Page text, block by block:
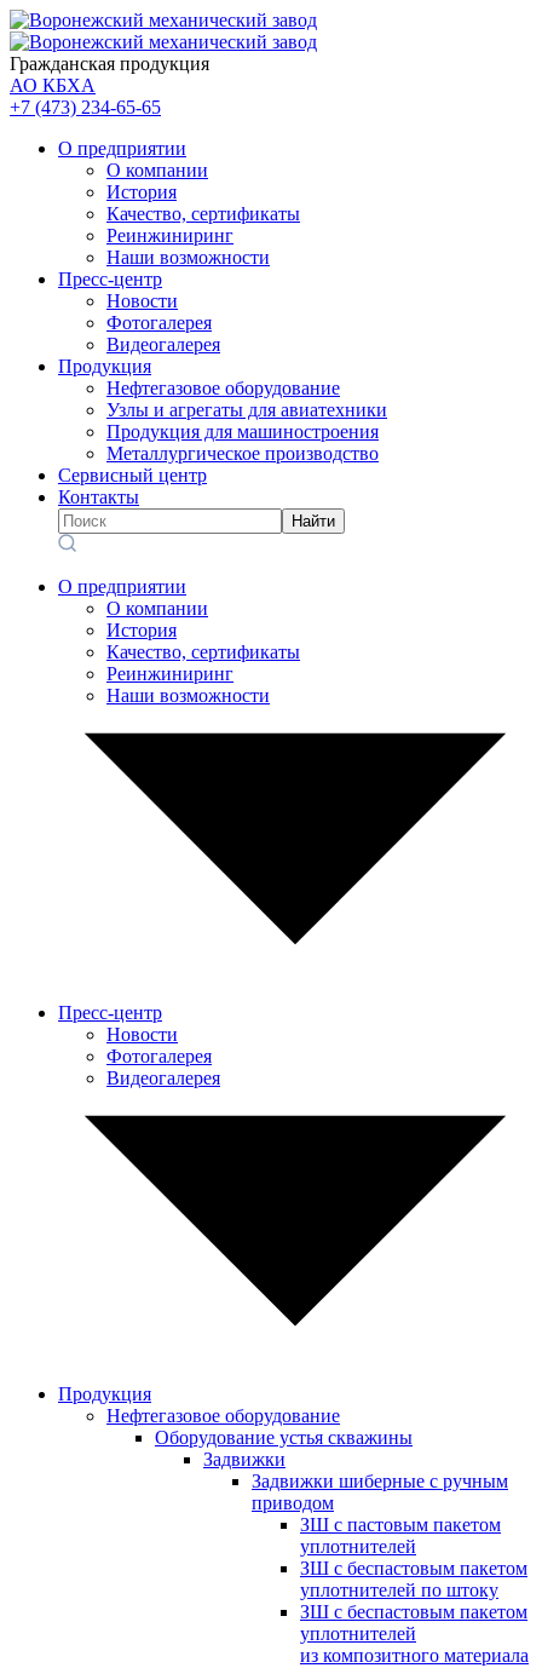
Гражданская продукция
АО КБХА
+7 (473) 234-65-65
О предприятии
О компании
История
Качество, сертификаты
Реинжиниринг
Наши возможности
Пресс-центр
Новости
Фотогалерея
Видеогалерея
Продукция
Нефтегазовое оборудование
Узлы и агрегаты для авиатехники
Продукция для машиностроения
Металлургическое производство
Сервисный центр
Контакты
Найти
О предприятии
О компании
История
Качество, сертификаты
Реинжиниринг
Наши возможности
Пресс-центр
Новости
Фотогалерея
Видеогалерея
Продукция
Нефтегазовое оборудование
Оборудование устья скважины
Задвижки
Задвижки шиберные с ручным
приводом
ЗШ с пастовым пакетом
уплотнителей
ЗШ с беспастовым пакетом
уплотнителей по штоку
ЗШ с беспастовым пакетом
уплотнителей
из композитного материала